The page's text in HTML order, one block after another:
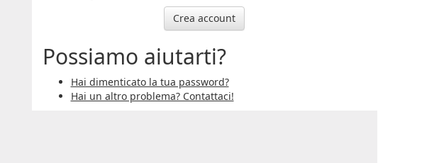
Crea account
Possiamo aiutarti?
Hai dimenticato la tua password?
Hai un altro problema? Contattaci!